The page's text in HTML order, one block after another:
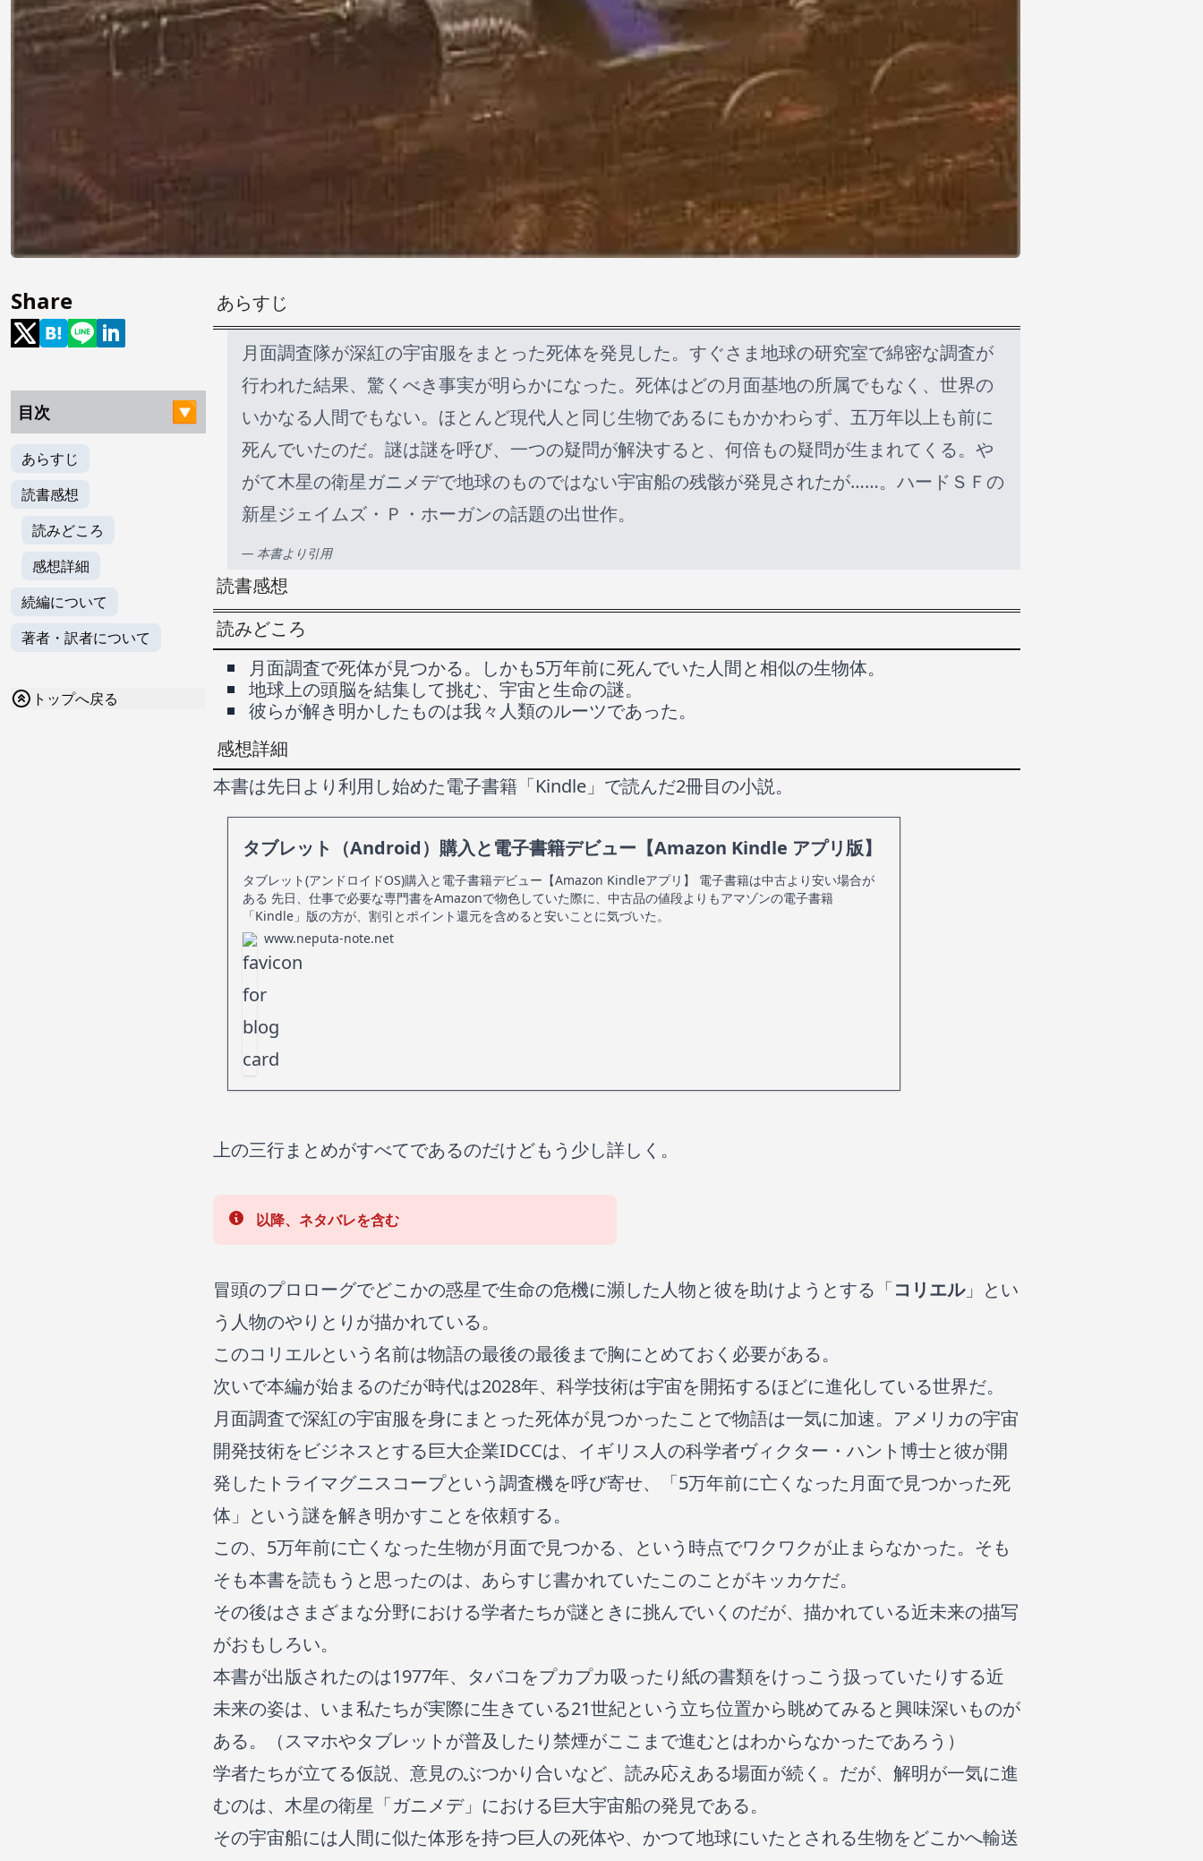
Share
目次
あらすじ
読書感想
読みどころ
感想詳細
続編について
著者・訳者について
トップへ戻る
あらすじ
月面調査隊が深紅の宇宙服をまとった死体を発見した。すぐさま地球の研究室で綿密な調査が
行われた結果、驚くべき事実が明らかになった。死体はどの月面基地の所属でもなく、世界の
いかなる人間でもない。ほとんど現代人と同じ生物であるにもかかわらず、五万年以上も前に
死んでいたのだ。謎は謎を呼び、一つの疑問が解決すると、何倍もの疑問が生まれてくる。や
がて木星の衛星ガニメデで地球のものではない宇宙船の残骸が発見されたが……。ハードＳＦの
新星ジェイムズ・Ｐ・ホーガンの話題の出世作。
— 本書より引用
読書感想
読みどころ
月面調査で死体が見つかる。しかも5万年前に死んでいた人間と相似の生物体。
地球上の頭脳を結集して挑む、宇宙と生命の謎。
彼らが解き明かしたものは我々人類のルーツであった。
感想詳細
本書は先日より利用し始めた電子書籍「Kindle」で読んだ2冊目の小説。
タブレット（Android）購入と電子書籍デビュー【Amazon Kindle アプリ版】
タブレット(アンドロイドOS)購入と電子書籍デビュー【Amazon Kindleアプリ】 電子書籍は中古より安い場合が
ある 先日、仕事で必要な専門書をAmazonで物色していた際に、中古品の値段よりもアマゾンの電子書籍
「Kindle」版の方が、割引とポイント還元を含めると安いことに気づいた。
www.neputa-note.net
上の三行まとめがすべてであるのだけどもう少し詳しく。
以降、ネタバレを含む
冒頭のプロローグでどこかの惑星で生命の危機に瀕した人物と彼を助けようとする「コリエル」とい
う人物のやりとりが描かれている。
このコリエルという名前は物語の最後の最後まで胸にとめておく必要がある。
次いで本編が始まるのだが時代は2028年、科学技術は宇宙を開拓するほどに進化している世界だ。
月面調査で深紅の宇宙服を身にまとった死体が見つかったことで物語は一気に加速。アメリカの宇宙
開発技術をビジネスとする巨大企業IDCCは、イギリス人の科学者ヴィクター・ハント博士と彼が開
発したトライマグニスコープという調査機を呼び寄せ、「5万年前に亡くなった月面で見つかった死
体」という謎を解き明かすことを依頼する。
この、5万年前に亡くなった生物が月面で見つかる、という時点でワクワクが止まらなかった。そも
そも本書を読もうと思ったのは、あらすじ書かれていたこのことがキッカケだ。
その後はさまざまな分野における学者たちが謎ときに挑んでいくのだが、描かれている近未来の描写
がおもしろい。
本書が出版されたのは1977年、タバコをプカプカ吸ったり紙の書類をけっこう扱っていたりする近
未来の姿は、いま私たちが実際に生きている21世紀という立ち位置から眺めてみると興味深いものが
ある。（スマホやタブレットが普及したり禁煙がここまで進むとはわからなかったであろう）
学者たちが立てる仮説、意見のぶつかり合いなど、読み応えある場面が続く。だが、解明が一気に進
むのは、木星の衛星「ガニメデ」における巨大宇宙船の発見である。
その宇宙船には人間に似た体形を持つ巨人の死体や、かつて地球にいたとされる生物をどこかへ輸送